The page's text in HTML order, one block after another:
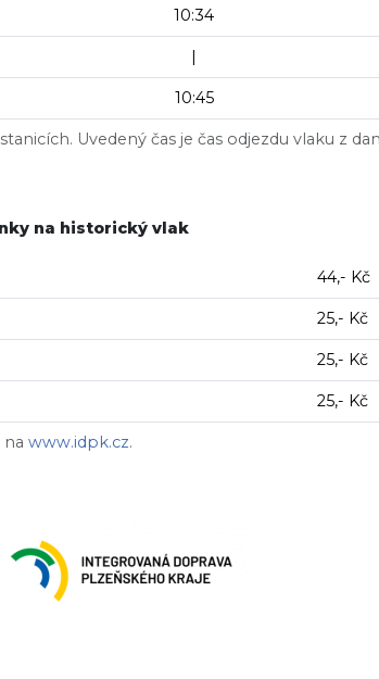
Uvedený čas je čas odjezdu vlaku z
10:34
|
10:45
na historický vlak
www.idpk.cz.
44,- Kč
25,- Kč
25,- Kč
25,- Kč